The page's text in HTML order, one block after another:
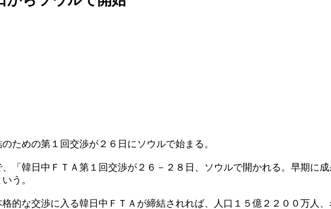
ための第１回交渉が２６日にソウルで始まる。
「韓日中ＦＴＡ第１回交渉が２６－２８日、ソウルで開かれる。早期に
う。
的な交渉に入る韓日中ＦＴＡが締結されれば、人口１５億２２００万人